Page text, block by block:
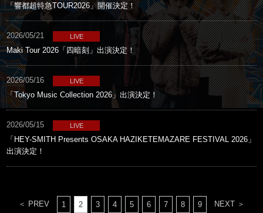
「響都超特急TOUR2026」開催決定！
2026/05/21 LIVE
Maki Tour 2026「四暗刻」出演決定！
2026/05/16 LIVE
「Tokyo Music Collection 2026」出演決定！
2026/05/15 LIVE
「HEY-SMITH Presents OSAKA HAZIKETEMAZARE FESTIVAL 2026」
出演決定！
＜ PREV 1 2 3 4 5 6 7 8 9 NEXT ＞